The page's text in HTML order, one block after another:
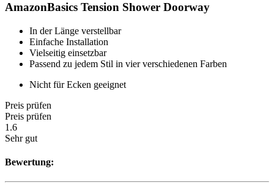
AmazonBasics Tension Shower Doorway
In der Länge verstellbar
Einfache Installation
Vielseitig einsetzbar
Passend zu jedem Stil in vier verschiedenen Farben
Nicht für Ecken geeignet
Preis prüfen
Preis prüfen
1.6
Sehr gut
Bewertung: